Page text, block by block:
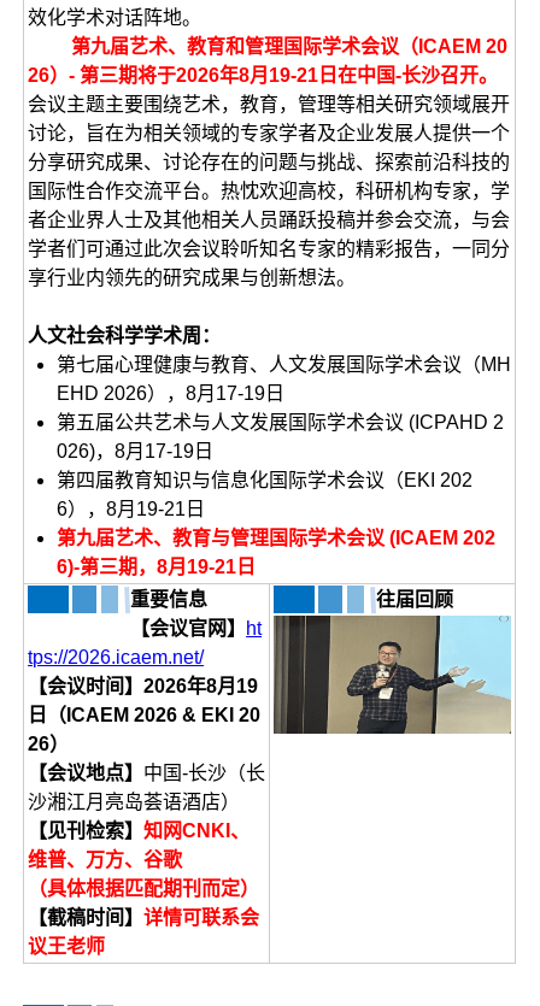
效化学术对话阵地。
第九届艺术、教育和管理国际学术会议（ICAEM 20
26）- 第三期将于2026年8月19-21日在中国-长沙召开。
会议主题主要围绕艺术，教育，管理等相关研究领域展开
讨论，旨在为相关领域的专家学者及企业发展人提供一个
分享研究成果、讨论存在的问题与挑战、探索前沿科技的
国际性合作交流平台。热忱欢迎高校，科研机构专家，学
者企业界人士及其他相关人员踊跃投稿并参会交流，与会
学者们可通过此次会议聆听知名专家的精彩报告，一同分
享行业内领先的研究成果与创新想法。
人文社会科学学术周：
第七届心理健康与教育、人文发展国际学术会议（MH
EHD 2026），8月17-19日
第五届公共艺术与人文发展国际学术会议 (ICPAHD 2
026)，8月17-19日
第四届教育知识与信息化国际学术会议（EKI 202
6），8月19-21日
第九届艺术、教育与管理国际学术会议 (ICAEM 202
6)-第三期，8月19-21日
重要信息
【会议官网】
ht
tps://2026.icaem.net/
【会议时间】2026年8月19
日（ICAEM 2026 & EKI 20
26）
【会议地点】 中国-长沙（长
沙湘江月亮岛荟语酒店）
【见刊检索】知网CNKI、
维普、万方、谷歌
（具体根据匹配期刊而定）
【截稿时间】详情可联系会
议王老师
往届回顾